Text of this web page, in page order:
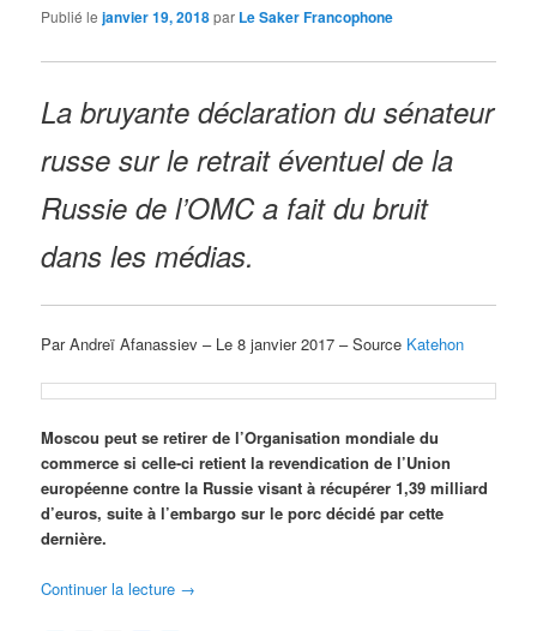
Publié lejanvier 19, 2018par Le Saker Francophone
La bruyante déclaration du sénateur
russe sur le retrait éventuel de la
Russie de l’OMC a fait du bruit
dans les médias.
Par Andreï Afanassiev – Le 8 janvier 2017 – Source Katehon
Moscou peut se retirer de l’Organisation mondiale du
commerce si celle-ci retient la revendication de l’Union
européenne contre la Russie visant à récupérer 1,39 milliard
d’euros, suite à l’embargo sur le porc décidé par cette
dernière.
Continuer la lecture →